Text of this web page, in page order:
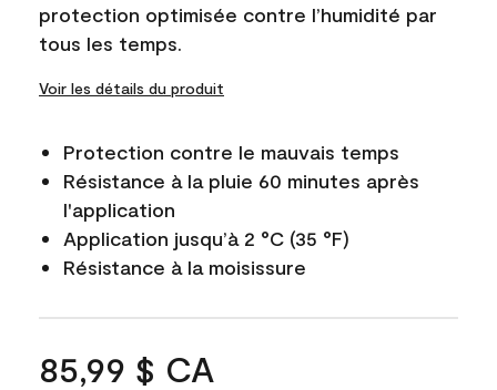
protection optimisée contre l’humidité par
tous les temps.
Voir les détails du produit
Protection contre le mauvais temps
Résistance à la pluie 60 minutes après
l'application
Application jusqu’à 2 °C (35 °F)
Résistance à la moisissure
85,99 $ CA